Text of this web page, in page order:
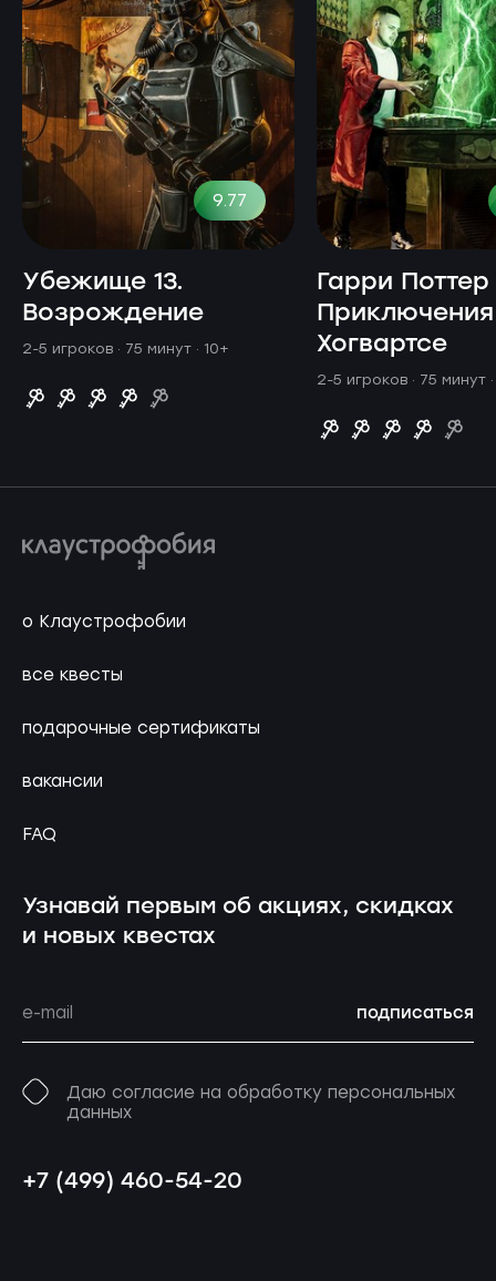
9.77
Убежище 13.
Возрождение
2-5 игроков · 75 минут · 10+
Гарри
Хогвартсе
2-5 игроков · 75 минут
о Клаустрофобии
все квесты
подарочные сертификаты
вакансии
FAQ
Узнавай первым об акциях, скидках
и новых квестах
подписаться
Даю согласие на обработку персональных
данных
+7 (499) 460-54-20